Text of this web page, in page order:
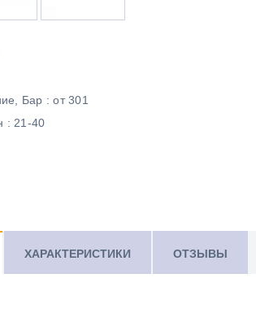
Бар : от 301
: 21-40
60
ХАРАКТЕРИСТИКИ ОТЗЫВЫ